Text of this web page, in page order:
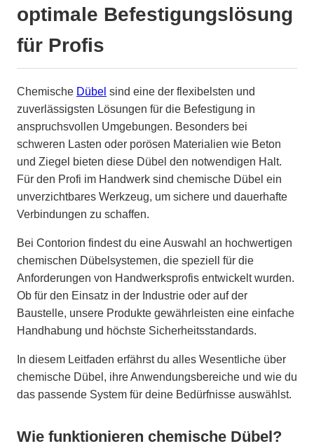
optimale Befestigungslösung
für Profis
Chemische Dübel sind eine der flexibelsten und
zuverlässigsten Lösungen für die Befestigung in
anspruchsvollen Umgebungen. Besonders bei
schweren Lasten oder porösen Materialien wie Beton
und Ziegel bieten diese Dübel den notwendigen Halt.
Für den Profi im Handwerk sind chemische Dübel ein
unverzichtbares Werkzeug, um sichere und dauerhafte
Verbindungen zu schaffen.
Bei Contorion findest du eine Auswahl an hochwertigen
chemischen Dübelsystemen, die speziell für die
Anforderungen von Handwerksprofis entwickelt wurden.
Ob für den Einsatz in der Industrie oder auf der
Baustelle, unsere Produkte gewährleisten eine einfache
Handhabung und höchste Sicherheitsstandards.
In diesem Leitfaden erfährst du alles Wesentliche über
chemische Dübel, ihre Anwendungsbereiche und wie du
das passende System für deine Bedürfnisse auswählst.
Wie funktionieren chemische Dübel?